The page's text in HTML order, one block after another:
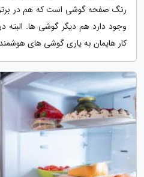
رنگ صفحه گوشی است که هم در
وجود دارد هم دیگر گوشی ها. البته
کار هایمان به یاری گوشی های